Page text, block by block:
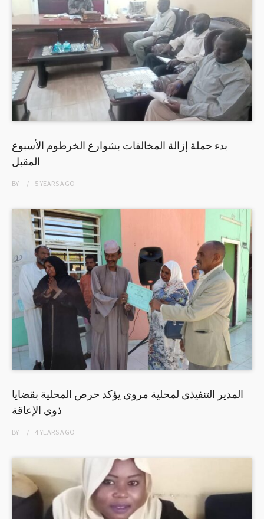
بدء حملة إزالة المخالفات بشوارع الخرطوم الأسبوع
المقبل
BY 5 YEARSAGO
المدير التنفيذى لمحلية مروي يؤكد حرص المحلية بقضايا
ذوي الإعاقة
BY 4 YEARSAGO